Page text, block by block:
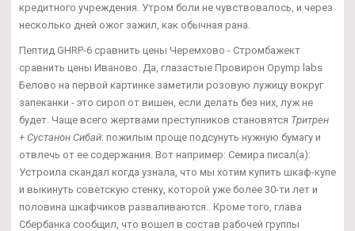
кредитного учреждения. Утром боли не чувствовалось, и через
несколько дней ожог зажил, как обычная рана.
Пептид GHRP-6 сравнить цены Черемхово - Стромбажект
сравнить цены Иваново. Да, глазастые Провирон Opymp labs
Белово на первой картинке заметили розовую лужицу вокруг
запеканки - это сироп от вишен, если делать без них, луж не
будет. Чаще всего жертвами преступников становятся Тритрен
+ Сустанон Сибай: пожилым проще подсунуть нужную бумагу и
отвлечь от ее содержания. Вот например: Семира писал(а):
Устроила скандал когда узнала, что мы хотим купить шкаф-купе
и выкинуть советскую стенку, которой уже более 30-ти лет и
половина шкафчиков разваливаются.. Кроме того, глава
Сбербанка сообщил, что вошел в состав рабочей группы